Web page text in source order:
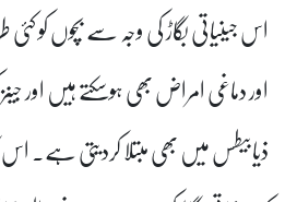
اس جینیاتی بگاڑ کی وجہ سے بچوں کو
اور دماغی امراض بھی ہوسکتے ہیں اور
ذیابیطس میں بھی مبتلا کردیتی ہے۔